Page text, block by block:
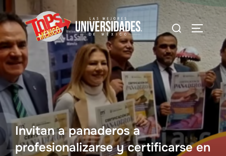
al
contenido
Buscar:
Invitan a panaderos a
profesionalizarse y certificarse en